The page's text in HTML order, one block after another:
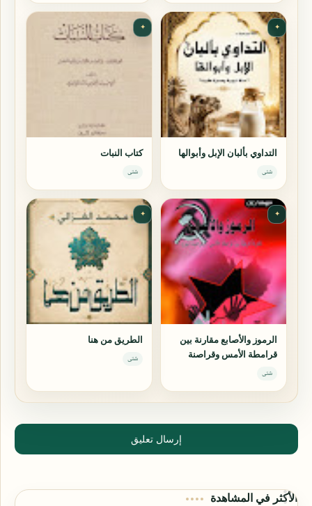
✦
التداوي بألبان الإبل وأبوالها
شتى
✦
كتاب النبات
شتى
✦
الرموز والأصابع مقارنة بين
قرامطة الأمس وقراصنة
اليوم
شتى
✦
الطريق من هنا
شتى
إرسال تعليق
الأكثر في المشاهدة